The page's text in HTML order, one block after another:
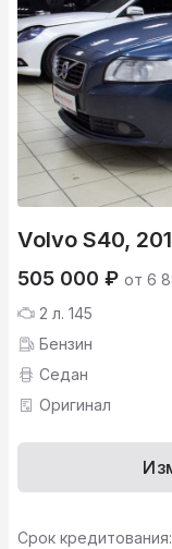
Volvo S40,
505 000 ₽ от 6
2 л. 145
Бензин
Седан
Оригинал
Срок кредитования: